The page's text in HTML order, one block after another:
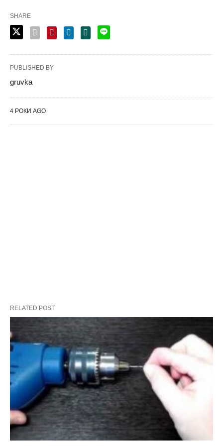
SHARE
PUBLISHED BY
gruvka
4 РОКИ AGO
RELATED POST